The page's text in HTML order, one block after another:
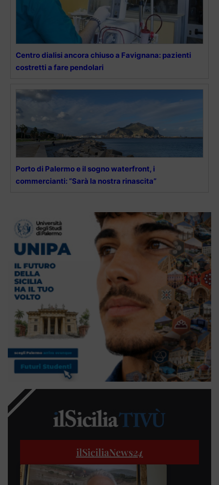
Centro dialisi ancora chiuso a Favignana: pazienti
costretti a fare pendolari
Porto di Palermo e il sogno waterfront, i
commercianti: “Sarà la nostra rinascita”
ilSiciliaNews24